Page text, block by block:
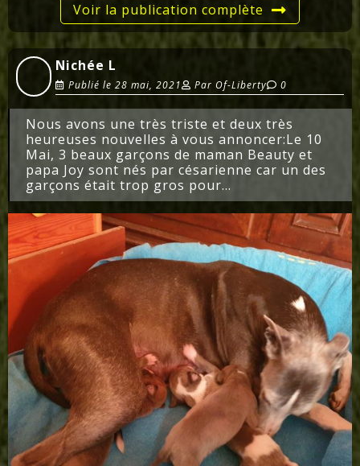
Voir la publication complète
Nichée L
Publié le 28 mai, 2021 Par Of-Liberty 0
Nous avons une très triste et deux très
heureuses nouvelles à vous annoncer:Le 10
Mai, 3 beaux garçons de maman Beauty et
papa Joy sont nés par césarienne car un des
garçons était trop gros pour...